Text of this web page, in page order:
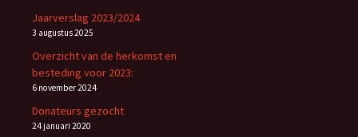
Jaarverslag 2023/2024
3 augustus 2025
Overzicht van de herkomst en
besteding voor 2023:
6 november 2024
Donateurs gezocht
24 januari 2020